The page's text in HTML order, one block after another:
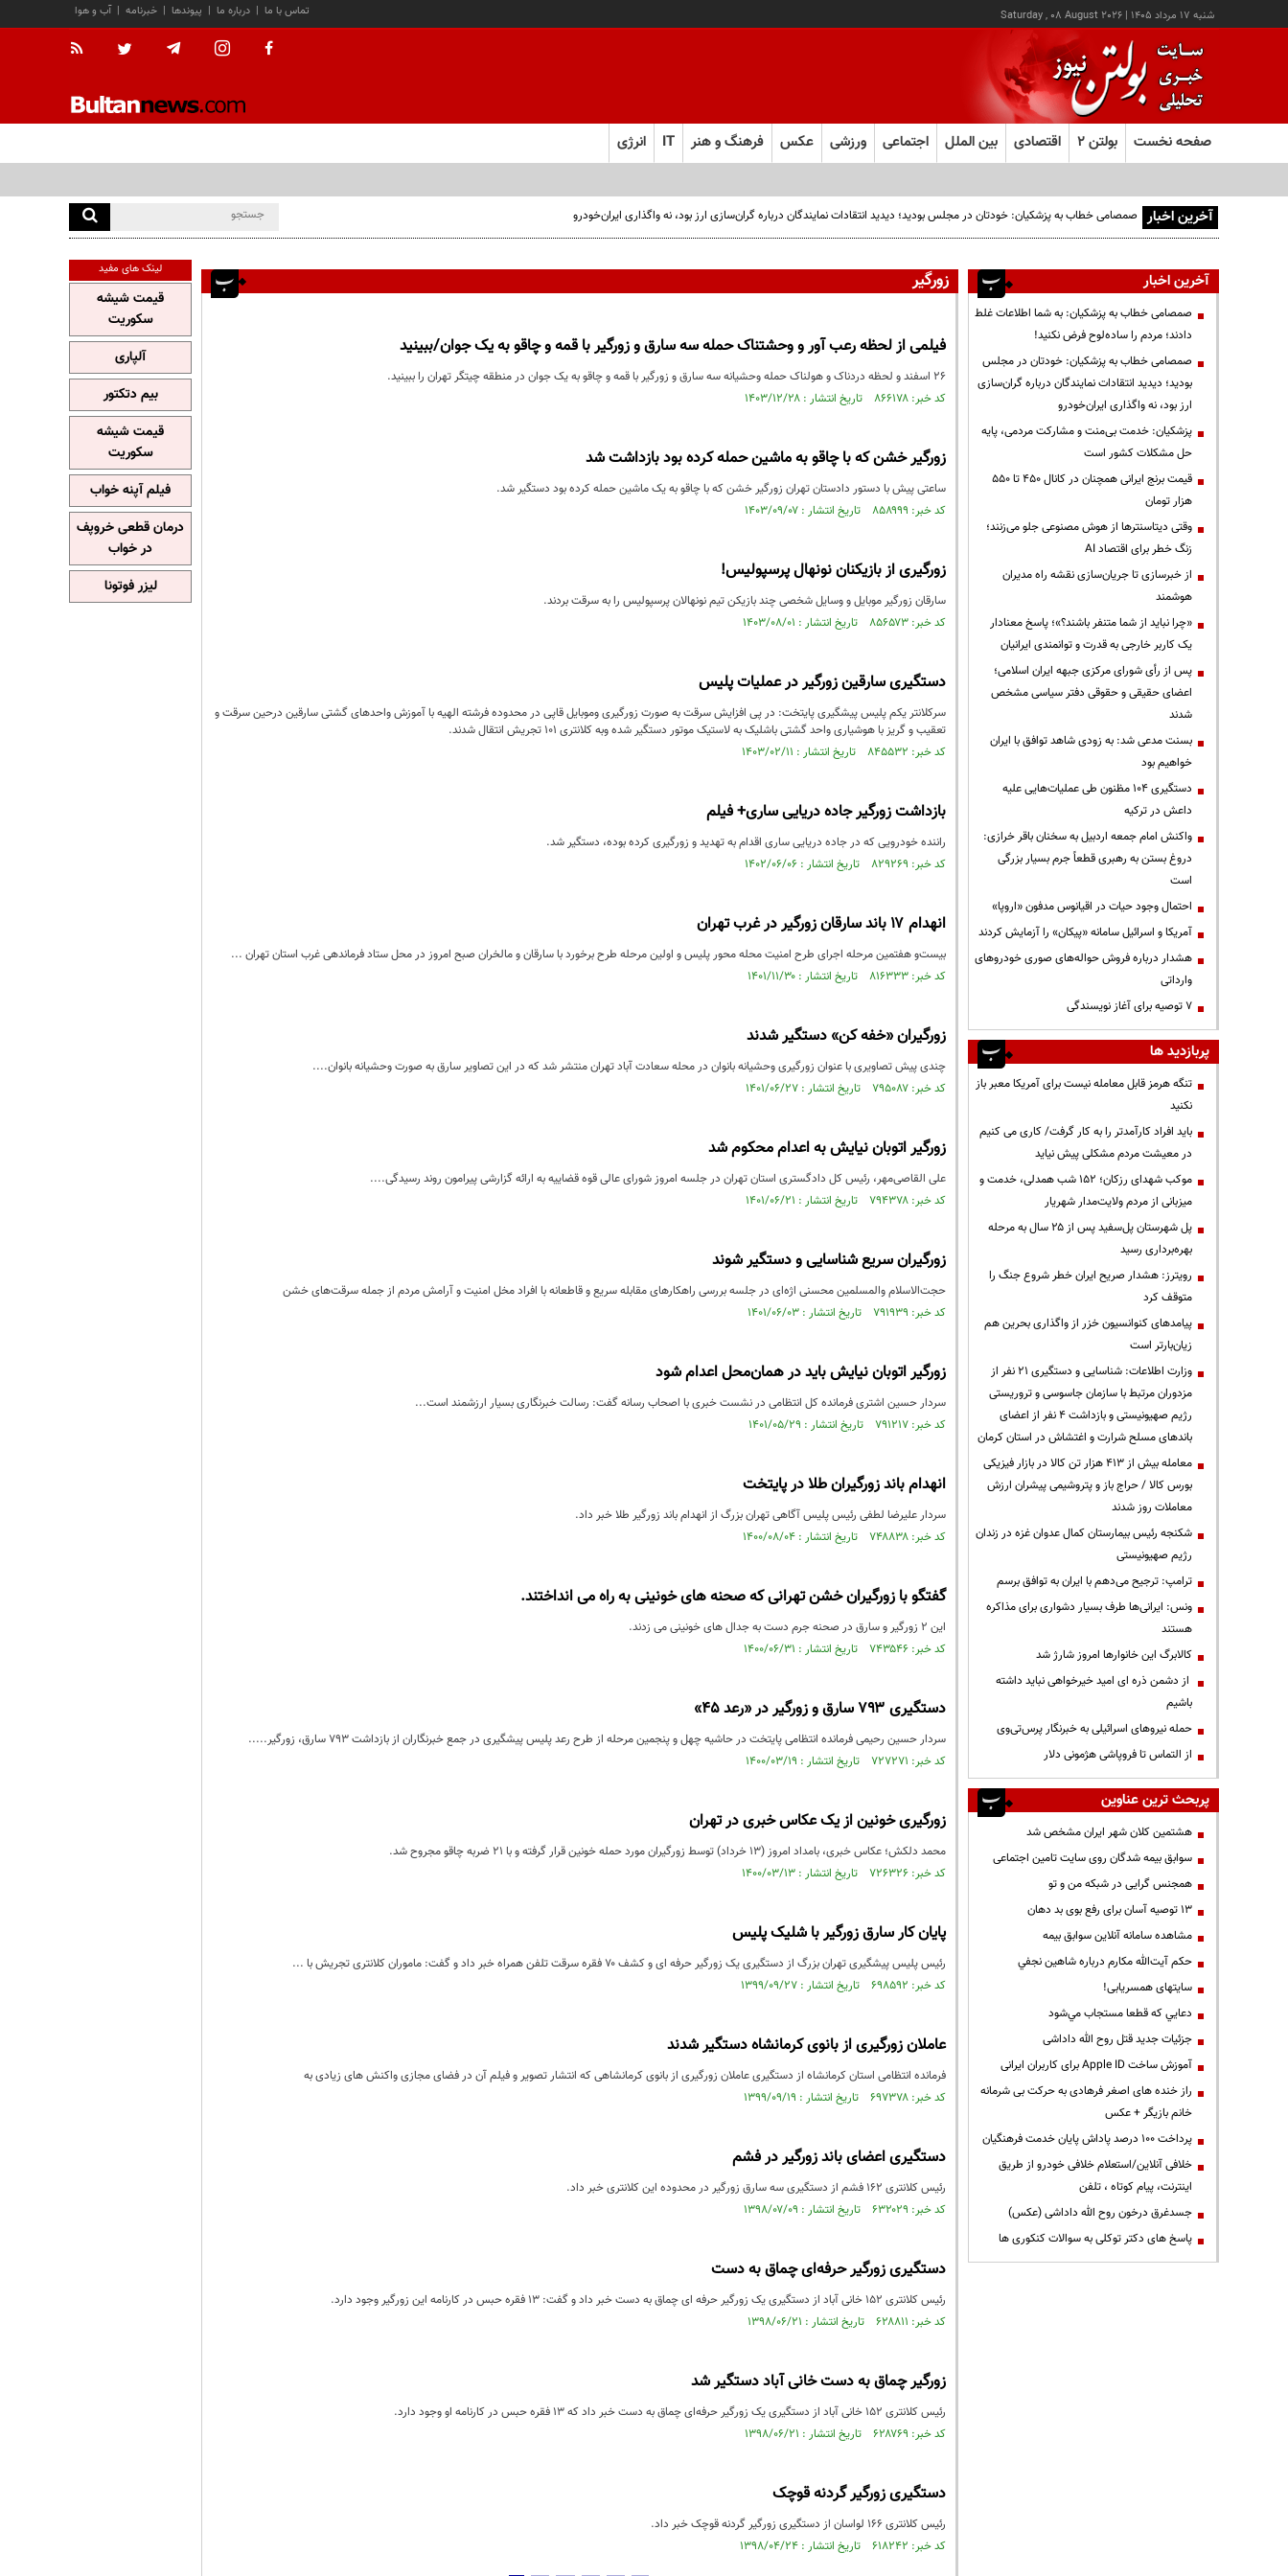
شنبه ۱۷ مرداد ۱۴۰۵ |
Saturday , 08 August 2026 آب و هوا | خبرنامه | پیوندها | درباره ما | تماس با ما
صفحه نخست بولتن ۲ اقتصادی بین الملل اجتماعی ورزشی عکس فرهنگ و هنر IT انرژی
آخرین اخبار صمصامی خطاب به پزشکیان: خودتان در مجلس بودید؛ دیدید انتقادات نمایندگان درباره گران‌سازی ارز بود، نه واگذاری ایران‌خودرو
زورگیر
فیلمی از لحظه رعب آور و وحشتناک حمله سه سارق و زورگیر با قمه و چاقو به یک جوان/ببینید
۲۶ اسفند و لحظه دردناک و هولناک حمله وحشیانه سه سارق و زورگیر با قمه و چاقو به یک جوان در منطقه چیتگر تهران را ببینید.
کد خبر: ۸۶۶۱۷۸ تاریخ انتشار : ۱۴۰۳/۱۲/۲۸
زورگیر خشن که با چاقو به ماشین حمله کرده بود بازداشت شد
ساعتی پیش با دستور دادستان تهران زورگیر خشن که با چاقو به یک ماشین حمله کرده بود دستگیر شد.
کد خبر: ۸۵۸۹۹۹ تاریخ انتشار : ۱۴۰۳/۰۹/۰۷
زورگیری از بازیکنان نونهال پرسپولیس!
سارقان زورگیر موبایل و وسایل شخصی چند بازیکن تیم نونهالان پرسپولیس را به سرقت بردند.
کد خبر: ۸۵۶۵۷۳ تاریخ انتشار : ۱۴۰۳/۰۸/۰۱
دستگیری سارقین زورگیر در عملیات پلیس
سرکلانتر یکم پلیس پیشگیری پایتخت: در پی افزایش سرقت به صورت زورگیری وموبایل قاپی در محدوده فرشته الهیه با آموزش واحدهای گشتی سارقین درحین سرقت و
تعقیب و گریز با هوشیاری واحد گشتی باشلیک به لاستیک موتور دستگیر شده وبه کلانتری ۱۰۱ تجریش انتقال شدند.
کد خبر: ۸۴۵۵۳۲ تاریخ انتشار : ۱۴۰۳/۰۲/۱۱
بازداشت زورگیر جاده دریایی ساری+ فیلم
راننده خودرویی که در جاده دریایی ساری اقدام به تهدید و زورگیری کرده بوده، دستگیر شد.
کد خبر: ۸۲۹۲۶۹ تاریخ انتشار : ۱۴۰۲/۰۶/۰۶
انهدام ۱۷ باند سارقان زورگیر در غرب تهران‌
بیست‌و هفتمین مرحله اجرای طرح امنیت محله محور پلیس و اولین مرحله طرح برخورد با سارقان و مالخران صبح امروز در محل ستاد فرماندهی غرب استان تهران ...
کد خبر: ۸۱۶۳۳۳ تاریخ انتشار : ۱۴۰۱/۱۱/۳۰
زورگیران «خفه کن» دستگیر شدند
چندی پیش تصاویری با عنوان زورگیری وحشیانه بانوان در محله سعادت آباد تهران منتشر شد که در این تصاویر سارق به صورت وحشیانه بانوان....
کد خبر: ۷۹۵۰۸۷ تاریخ انتشار : ۱۴۰۱/۰۶/۲۷
زورگیر اتوبان نیایش به اعدام محکوم شد
علی القاصی‌‌مهر، رئیس کل دادگستری استان تهران در جلسه امروز شورای عالی قوه قضاییه به ارائه گزارشی پیرامون روند رسیدگی‌....
کد خبر: ۷۹۴۳۷۸ تاریخ انتشار : ۱۴۰۱/۰۶/۲۱
زورگیران سریع شناسایی و دستگیر شوند
حجت‌الاسلام والمسلمین محسنی اژه‌ای در جلسه بررسی راهکارهای مقابله سریع و قاطعانه با افراد مخل امنیت و آرامش مردم از جمله سرقت‌های خشن
کد خبر: ۷۹۱۹۳۹ تاریخ انتشار : ۱۴۰۱/۰۶/۰۳
زورگیر اتوبان نیایش باید در همان‌محل اعدام شود
سردار حسین اشتری فرمانده کل انتظامی در نشست خبری با اصحاب رسانه گفت: رسالت خبرنگاری بسیار ارزشمند است...
کد خبر: ۷۹۱۲۱۷ تاریخ انتشار : ۱۴۰۱/۰۵/۲۹
انهدام باند زورگیران طلا در پایتخت
سردار علیرضا لطفی رئیس پلیس آگاهی تهران بزرگ از انهدام باند زورگیر طلا خبر داد.
کد خبر: ۷۴۸۸۳۸ تاریخ انتشار : ۱۴۰۰/۰۸/۰۴
گفتگو با زورگیران خشن تهرانی که صحنه های خونینی به راه می انداختند.
این 2 زورگیر و سارق در صحنه جرم دست به جدال های خونینی می زدند.
کد خبر: ۷۴۳۵۴۶ تاریخ انتشار : ۱۴۰۰/۰۶/۳۱
دستگیری ۷۹۳ سارق و زورگیر در «رعد ۴۵»
سردار حسین رحیمی فرمانده انتظامی پایتخت در حاشیه چهل و پنجمین مرحله از طرح رعد پلیس پیشگیری در جمع خبرنگاران از بازداشت 793 سارق، زورگیر.....
کد خبر: ۷۲۷۲۷۱ تاریخ انتشار : ۱۴۰۰/۰۳/۱۹
زورگیری خونین از یک عکاس خبری در تهران
محمد دلکش؛ عکاس خبری، بامداد امروز (13 خرداد) توسط زورگیران مورد حمله خونین قرار گرفته و با 21 ضربه چاقو مجروح شد.
کد خبر: ۷۲۶۳۲۶ تاریخ انتشار : ۱۴۰۰/۰۳/۱۳
پایان کار سارق زورگیر با شلیک پلیس
رئیس پلیس پیشگیری تهران بزرگ از دستگیری یک زورگیر حرفه ای و کشف ۷۰ فقره سرقت تلفن همراه خبر داد و گفت: ماموران کلانتری تجریش با ...
کد خبر: ۶۹۸۵۹۲ تاریخ انتشار : ۱۳۹۹/۰۹/۲۷
عاملان زورگیری از بانوی کرمانشاه دستگیر شدند
فرمانده انتظامی استان کرمانشاه از دستگیری عاملان زورگیری از بانوی کرمانشاهی که انتشار تصویر و فیلم آن در فضای مجازی واکنش های زیادی به
کد خبر: ۶۹۷۳۷۸ تاریخ انتشار : ۱۳۹۹/۰۹/۱۹
دستگیری اعضای باند زورگیر در فشم
رئیس کلانتری ۱۶۲ فشم از دستگیری سه سارق زورگیر در محدوده این کلانتری خبر داد.
کد خبر: ۶۳۲۰۲۹ تاریخ انتشار : ۱۳۹۸/۰۷/۰۹
دستگیری زورگیر حرفه‌ای چماق به دست
رئیس کلانتری ۱۵۲ خانی آباد از دستگیری یک زورگیر حرفه ای چماق به دست خبر داد و گفت: ۱۳ فقره حبس در کارنامه این زورگیر وجود دارد.
کد خبر: ۶۲۸۸۱۱ تاریخ انتشار : ۱۳۹۸/۰۶/۲۱
زورگیر چماق به دست خانی آباد دستگیر شد
رئیس کلانتری ۱۵۲ خانی آباد از دستگیری یک زورگیر حرفه‌ای چماق به دست خبر داد که ۱۳ فقره حبس در کارنامه او وجود دارد.
کد خبر: ۶۲۸۷۶۹ تاریخ انتشار : ۱۳۹۸/۰۶/۲۱
دستگیری زورگیر گردنه قوچک
رئیس کلانتری ۱۶۶ لواسان از دستگیری زورگیر گردنه قوچک خبر داد.
کد خبر: ۶۱۸۲۴۲ تاریخ انتشار : ۱۳۹۸/۰۴/۲۴
آخرین اخبار
صمصامی خطاب به پزشکیان: به شما اطلاعات غلط
دادند؛ مردم را ساده‌لوح فرض نکنید!
صمصامی خطاب به پزشکیان: خودتان در مجلس
بودید؛ دیدید انتقادات نمایندگان درباره گران‌سازی
ارز بود، نه واگذاری ایران‌خودرو
پزشکیان: خدمت بی‌منت و مشارکت مردمی، پایه
حل مشکلات کشور است
قیمت‌ برنج ایرانی همچنان در کانال ۴۵۰ تا ۵۵۰
هزار تومان
وقتی دیتاسنترها از هوش مصنوعی جلو می‌زنند؛
زنگ خطر برای اقتصاد AI
از خبرسازی تا جریان‌سازی نقشه راه مدیران
هوشمند
«چرا نباید از شما متنفر باشند؟»؛ پاسخ معنادار
یک کاربر خارجی به قدرت و توانمندی ایرانیان
پس از رأی شورای مرکزی جبهه ایران اسلامی؛
اعضای حقیقی و حقوقی دفتر سیاسی مشخص
شدند
بسنت مدعی شد: به زودی شاهد توافق با ایران
خواهیم بود
دستگیری ۱۰۴ مظنون طی عملیات‌هایی علیه
داعش در ترکیه
واکنش امام جمعه اردبیل به سخنان باقر خرازی:
دروغ بستن به رهبری قطعاً جرم بسیار بزرگی
است
احتمال وجود حیات در اقیانوس مدفون «اروپا»
آمریکا و اسرائیل سامانه «پیکان» را آزمایش کردند
هشدار درباره فروش حواله‌های صوری خودروهای
وارداتی
۷ توصیه برای آغاز نویسندگی
پربازدید ها
تنگه هرمز قابل معامله نیست برای آمریکا معبر باز
نکنید
باید افراد کارآمدتر را به کار گرفت/ کاری می کنیم
در معیشت مردم مشکلی پیش نیاید
موکب شهدای رزکان؛ ۱۵۲ شب همدلی، خدمت و
میزبانی از مردم ولایت‌مدار شهریار
پل شهرستان پل‌سفید پس از ۲۵ سال به مرحله
بهره‌برداری رسید
رویترز: هشدار صریح ایران خطر شروع جنگ را
متوقف کرد
پیامدهای کنوانسیون خزر از واگذاری بحرین هم
زیان‌بارتر است
وزارت اطلاعات: شناسایی و دستگیری ۲۱ نفر از
مزدوران مرتبط با سازمان جاسوسی و تروریستی
رژیم صهیونیستی و بازداشت ۴ نفر از اعضای
باندهای مسلح شرارت و اغتشاش در استان کرمان
معامله بیش از ۴۱۳ هزار تن کالا در بازار فیزیکی
بورس کالا / حراج باز و پتروشیمی پیشران ارزش
معاملات روز شدند
شکنجه رئیس بیمارستان کمال عدوان غزه در زندان
رژیم صهیونیستی
ترامپ: ترجیح می‌دهم با ایران به توافق برسم
ونس: ایرانی‌ها طرف بسیار دشواری برای مذاکره
هستند
کالابرگ این خانوارها امروز شارژ شد
از دشمن ذره ای امید خیرخواهی نباید داشته
باشیم
حمله نیروهای اسرائیلی به خبرنگار پرس‌تی‌وی
از التماس تا فروپاشی هژمونی دلار
پربحث ترین عناوین
هشتمین کلان شهر ایران مشخص شد
سوابق بیمه شدگان روی سایت تامین اجتماعی
همجنس گرایی در شبکه من و تو
13 توصیه آسان برای رفع بوی بد دهان
مشاهده سامانه آنلاين سوابق بیمه
حكم آيت‌الله مكارم درباره شاهين نجفي
سایتهای همسریابی!
دعايي كه قطعا مستجاب مي‌شود
جزئیات جدید قتل روح الله داداشی
آموزش ساخت Apple ID برای کاربران ایرانی
راز خنده های اصغر فرهادی به حرکت بی شرمانه
خانم بازیگر + عکس
پرداخت ۱۰۰ درصد پاداش پایان خدمت فرهنگیان
خلافی آنلاین/استعلام خلافی خودرو از طریق
اینترنت، پیام کوتاه ، تلفن
جسدغرق درخون روح الله داداشی (عکس)
پاسخ های دکتر توکلی به سوالات کنکوری ها
لینک های مفید
قیمت شیشه
سکوریت
آلپاری
بیم دتکتور
قیمت شیشه
سکوریت
فیلم آپنه خواب
درمان قطعی خروپف
در خواب
لیزر فوتونا